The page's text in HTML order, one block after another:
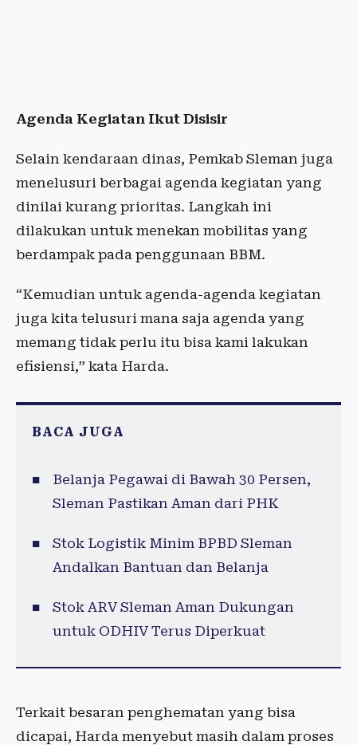
Agenda Kegiatan Ikut Disisir
Selain kendaraan dinas, Pemkab Sleman juga
menelusuri berbagai agenda kegiatan yang
dinilai kurang prioritas. Langkah ini
dilakukan untuk menekan mobilitas yang
berdampak pada penggunaan BBM.
“Kemudian untuk agenda-agenda kegiatan
juga kita telusuri mana saja agenda yang
memang tidak perlu itu bisa kami lakukan
efisiensi,” kata Harda.
BACA JUGA
Belanja Pegawai di Bawah 30 Persen,
Sleman Pastikan Aman dari PHK
Stok Logistik Minim BPBD Sleman
Andalkan Bantuan dan Belanja
Stok ARV Sleman Aman Dukungan
untuk ODHIV Terus Diperkuat
Terkait besaran penghematan yang bisa
dicapai, Harda menyebut masih dalam proses